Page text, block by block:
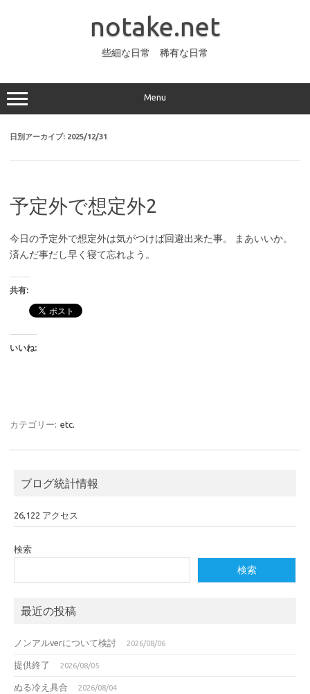
ッ
プ
notake.net
些細な日常 稀有な日常
Menu
日別アーカイブ: 2025/12/31
予定外で想定外2
今日の予定外で想定外は気がつけば回避出来た事。 まあいいか。
済んだ事だし早く寝て忘れよう。
共有:
いいね:
カテゴリー: etc.
ブログ統計情報
26,122 アクセス
検索
検索
最近の投稿
ノンアルverについて検討 2026/08/06
提供終了 2026/08/05
ぬる冷え具合 2026/08/04